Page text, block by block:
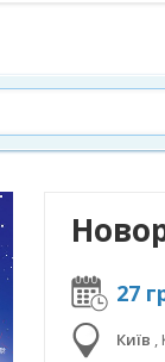
27
Київ ,